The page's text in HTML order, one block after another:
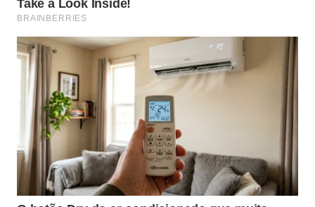
Quais são os benefícios de uma
higienização profunda e periódica?
Realizar uma manutenção técnica e estética
regularmente previne problemas de funcionamento
quepoderiam interromper a rotinaprodutiva da sua